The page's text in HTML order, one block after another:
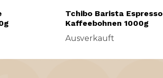
Tchibo Barista Espresso
Kaffeebohnen 1000g
Ausverkauft